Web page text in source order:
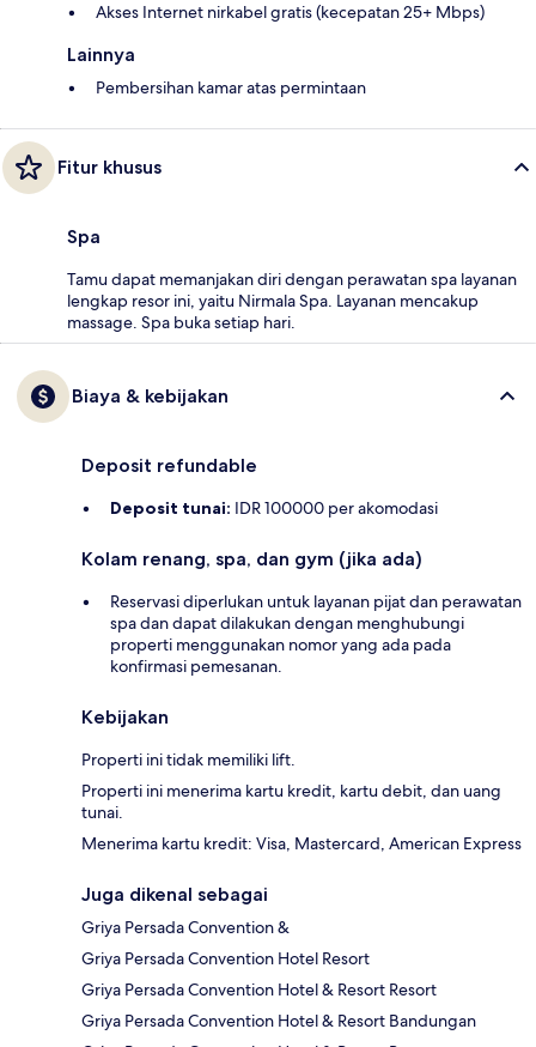
Akses Internet nirkabel gratis (kecepatan 25+ Mbps)
Lainnya
Pembersihan kamar atas permintaan
Fitur khusus
Spa
Tamu dapat memanjakan diri dengan perawatan spa layanan
lengkap resor ini, yaitu Nirmala Spa. Layanan mencakup
massage. Spa buka setiap hari.
Biaya & kebijakan
Deposit refundable
Deposit tunai: IDR 100000 per akomodasi
Kolam renang, spa, dan gym (jika ada)
Reservasi diperlukan untuk layanan pijat dan perawatan
spa dan dapat dilakukan dengan menghubungi
properti menggunakan nomor yang ada pada
konfirmasi pemesanan.
Kebijakan
Properti ini tidak memiliki lift.
Properti ini menerima kartu kredit, kartu debit, dan uang
tunai.
Menerima kartu kredit: Visa, Mastercard, American Express
Juga dikenal sebagai
Griya Persada Convention &
Griya Persada Convention Hotel Resort
Griya Persada Convention Hotel & Resort Resort
Griya Persada Convention Hotel & Resort Bandungan